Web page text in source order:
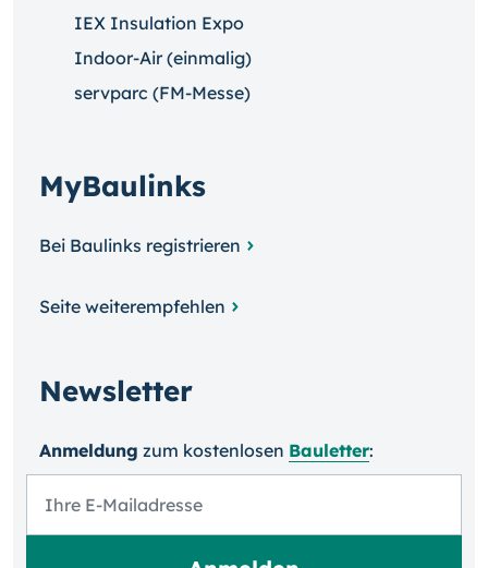
IEX Insulation Expo
Indoor-Air (einmalig)
servparc (FM-Messe)
MyBaulinks
Bei Baulinks registrieren
Seite weiterempfehlen
Newsletter
Anmeldung zum kosten­losen Bauletter: